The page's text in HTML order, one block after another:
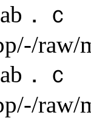
．ｃ
．ｃ